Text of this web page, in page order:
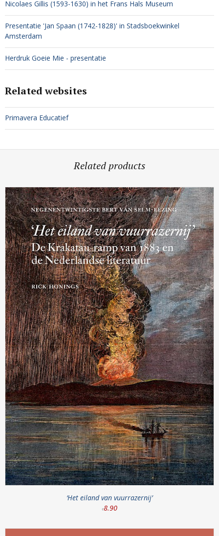
Nicolaes Gillis (1593-1630) in het Frans Hals Museum
Presentatie 'Jan Spaan (1742-1828)' in Stadsboekwinkel
Amsterdam
Herdruk Goeie Mie - presentatie
Related websites
Primavera Educatief
Related products
‘Het eiland van vuurrazernij’
€8.90